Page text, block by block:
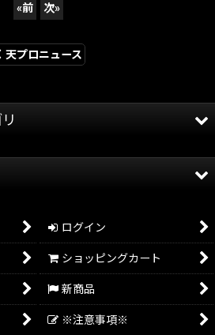
«前 次»
天プロニュース
ログイン
ショッピングカート
新商品
※注意事項※